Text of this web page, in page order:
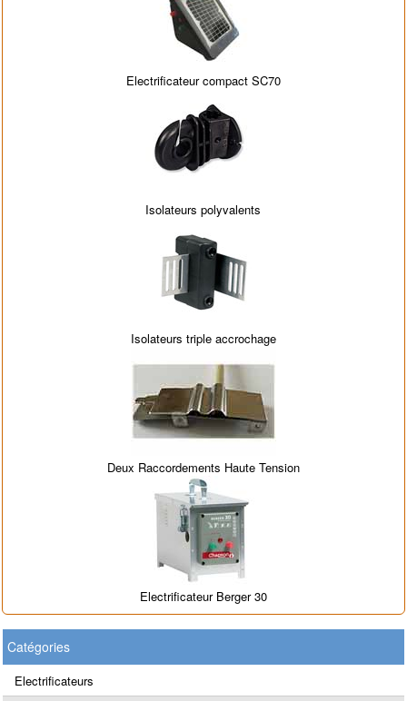
Electrificateur compact SC70
Isolateurs polyvalents
Isolateurs triple accrochage
Deux Raccordements Haute Tension
Electrificateur Berger 30
Catégories
Electrificateurs